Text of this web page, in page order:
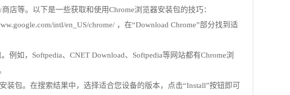
店等。以下是一些获取和使用Chrome浏览器安装包的技巧：
intl/en_US/chrome/ ，在“Download Chrome”部分找到适
如，Softpedia、CNET Download、Softpedia等网站都有Chrome浏
包。在搜索结果中，选择适合您设备的版本，点击“Install”按钮即可